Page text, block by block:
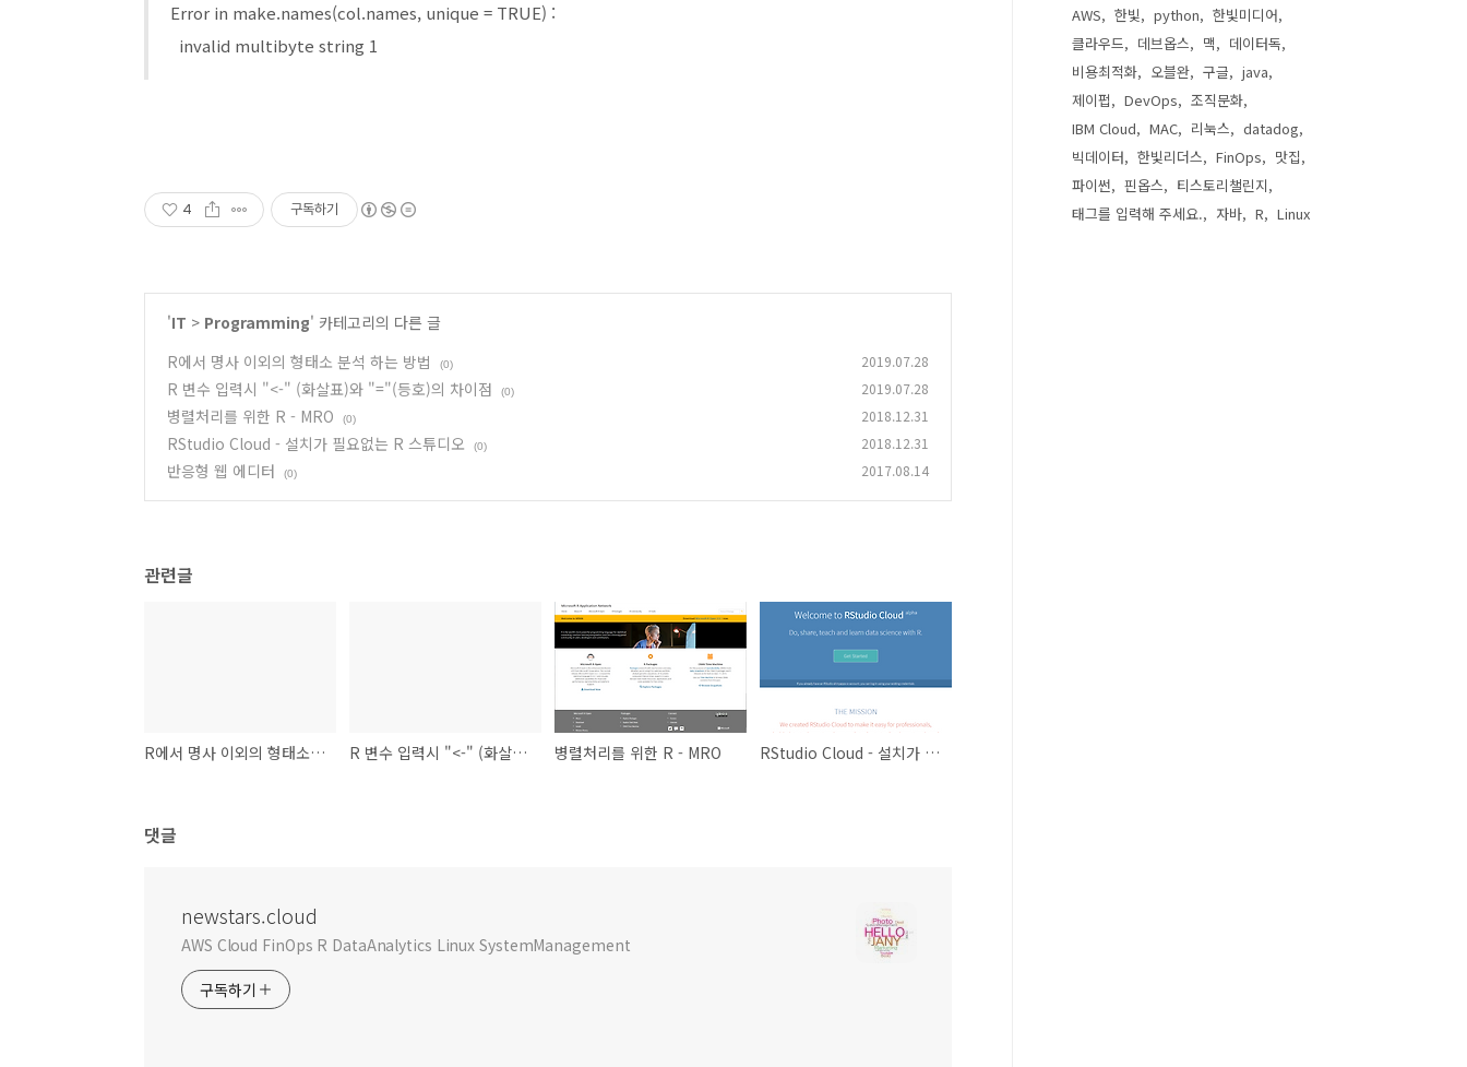
Error in make.names(col.names, unique = TRUE) :
invalid multibyte string 1
4 구독하기
'IT > Programming' 카테고리의 다른 글
R에서 명사 이외의 형태소 분석 하는 방법
(0) 2019.07.28
R 변수 입력시 "<-" (화살표)와 "="(등호)의 차이점 (0) 2019.07.28
병렬처리를 위한 R - MRO (0) 2018.12.31
RStudio Cloud - 설치가 필요없는 R 스튜디오 (0) 2018.12.31
반응형 웹 에디터 (0) 2017.08.14
관련글
R에서 명사 이외의 형태소 분석 하는 방법 R 변수 입력시 "<-" (화살표)와 "="(등호)의 차이점 병렬처리를 위한 R - MRO RStudio Cloud - 설치가 필요없는 R 스튜디오
댓글
newstars.cloud
AWS Cloud FinOps R DataAnalytics Linux SystemManagement
구독하기
AWS 한빛 python
한빛미디어
클라우드
데브옵스 맥
데이터독
비용최적화
오블완 구글
java
제이펍
DevOps
조직문화
IBM Cloud
MAC 리눅스
datadog
빅데이터
한빛리더스 FinOps
맛집
파이썬
핀옵스
티스토리챌린지
태그를 입력해 주세요.
자바 R Linux